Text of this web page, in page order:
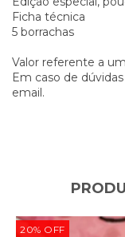
Ficha técnica
5 borrachas
Valor referente a
Em caso de
email.
20% OFF